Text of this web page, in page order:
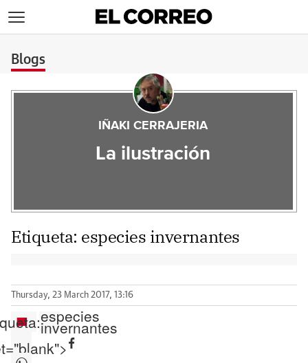
Blogs
IÑAKI CERRAJERIA
La ilustración
Etiqueta: especies invernantes
Thursday, 23 March 2017, 13:16
especies
invernantes